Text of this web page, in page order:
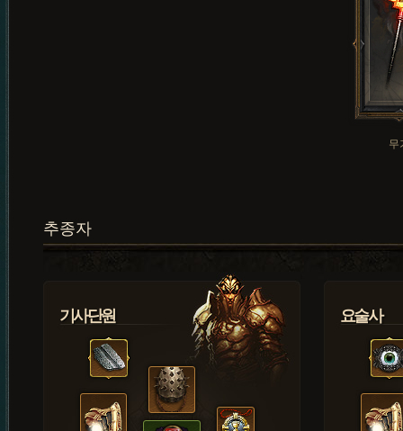
무
추종자
기사단원 요술사